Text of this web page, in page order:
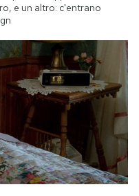
e un altro: c'entrano